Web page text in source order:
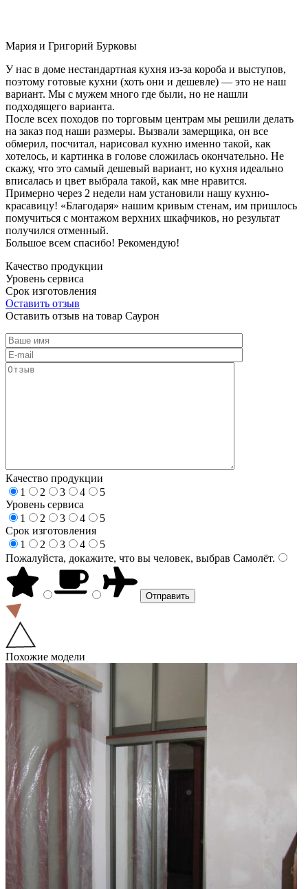
Мария и Григорий Бурковы
У нас в доме нестандартная кухня из-за короба и выступов,
поэтому готовые кухни (хоть они и дешевле) — это не наш
вариант. Мы с мужем много где были, но не нашли
подходящего варианта.
После всех походов по торговым центрам мы решили делать
на заказ под наши размеры. Вызвали замерщика, он все
обмерил, посчитал, нарисовал кухню именно такой, как
хотелось, и картинка в голове сложилась окончательно. Не
скажу, что это самый дешевый вариант, но кухня идеально
вписалась и цвет выбрала такой, как мне нравится.
Примерно через 2 недели нам установили нашу кухню-
красавицу! «Благодаря» нашим кривым стенам, им пришлось
помучиться с монтажом верхних шкафчиков, но результат
получился отменный.
Большое всем спасибо! Рекомендую!
Качество продукции
Уровень сервиса
Срок изготовления
Оставить отзыв
Оставить отзыв на товар Саурон
Качество продукции
1
2 3 4
5
Уровень сервиса
1
2 3 4
5
Срок изготовления
1
2 3 4
5
Пожалуйста, докажите, что вы человек, выбрав Самолёт.
Похожие модели